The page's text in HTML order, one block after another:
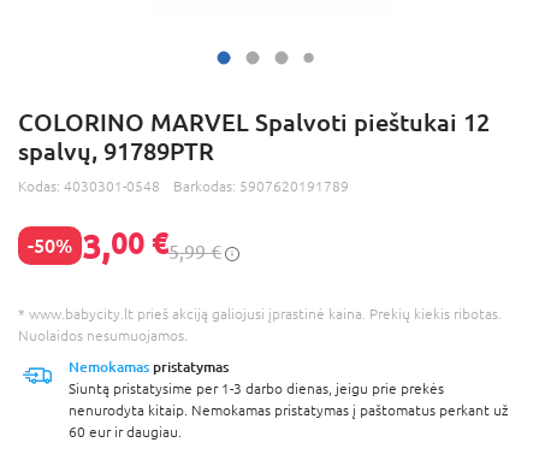
COLORINO MARVEL Spalvoti pieštukai 12
spalvų, 91789PTR
Kodas: 4030301-0548 Barkodas: 5907620191789
-50% 3,00 €5,99 €
* www.babycity.lt prieš akciją galiojusi įprastinė kaina. Prekių kiekis ribotas.
Nuolaidos nesumuojamos.
Nemokamas pristatymas
Siuntą pristatysime per 1-3 darbo dienas, jeigu prie prekės
nenurodyta kitaip. Nemokamas pristatymas į paštomatus perkant už
60 eur ir daugiau.